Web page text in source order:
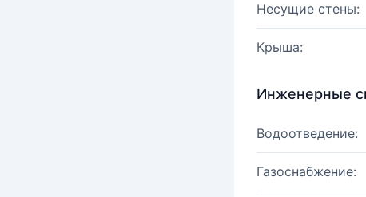
Несущие стены:
Крыша:
Инженерные
Водоотведение:
Газоснабжение: